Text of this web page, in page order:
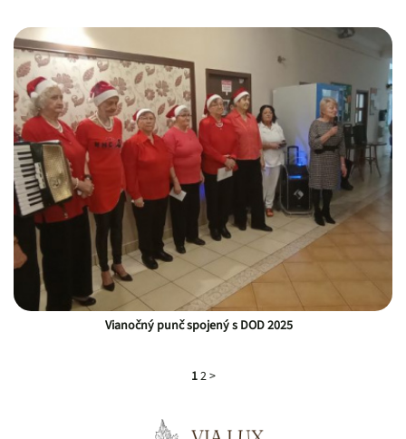
Vianočný punč spojený s DOD 2025
1 2 >